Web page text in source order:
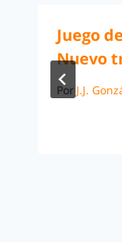
Juego
Nuevo
Por J.J.